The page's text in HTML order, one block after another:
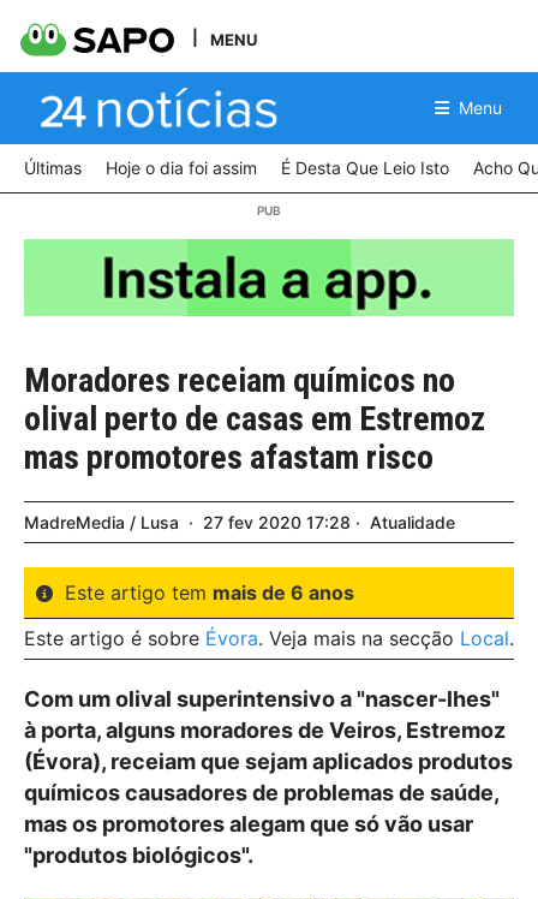
MENU
Menu
Últimas Hoje o dia foi assim É Desta Que Leio Isto Acho
Moradores receiam químicos no
olival perto de casas em Estremoz
mas promotores afastam risco
MadreMedia / Lusa 27 fev 2020 17:28 Atualidade
Este artigo tem mais de 6 anos
Este artigo é sobre Évora. Veja mais na secção Local.
Com um olival superintensivo a "nascer-lhes"
à porta, alguns moradores de Veiros, Estremoz
(Évora), receiam que sejam aplicados produtos
químicos causadores de problemas de saúde,
mas os promotores alegam que só vão usar
"produtos biológicos".